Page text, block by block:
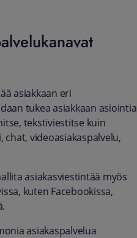
asiakkaan eri
tukea asiakkaan asiointia
tekstiviestitse kuin
chat, videoasiakaspalvelu,
asiakasviestintää myös
kuten Facebookissa,
asiakaspalvelua